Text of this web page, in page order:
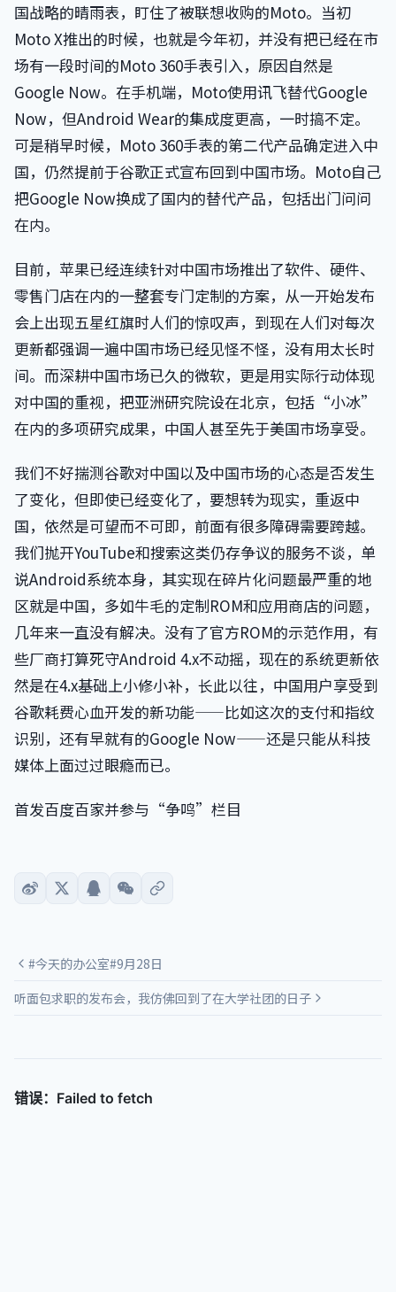
国战略的晴雨表，盯住了被联想收购的Moto。当初
Moto X推出的时候，也就是今年初，并没有把已经在市
场有一段时间的Moto 360手表引入，原因自然是
Google Now。在手机端，Moto使用讯飞替代Google
Now，但Android Wear的集成度更高，一时搞不定。
可是稍早时候，Moto 360手表的第二代产品确定进入中
国，仍然提前于谷歌正式宣布回到中国市场。Moto自己
把Google Now换成了国内的替代产品，包括出门问问
在内。
目前，苹果已经连续针对中国市场推出了软件、硬件、
零售门店在内的一整套专门定制的方案，从一开始发布
会上出现五星红旗时人们的惊叹声，到现在人们对每次
更新都强调一遍中国市场已经见怪不怪，没有用太长时
间。而深耕中国市场已久的微软，更是用实际行动体现
对中国的重视，把亚洲研究院设在北京，包括“小冰”
在内的多项研究成果，中国人甚至先于美国市场享受。
我们不好揣测谷歌对中国以及中国市场的心态是否发生
了变化，但即使已经变化了，要想转为现实，重返中
国，依然是可望而不可即，前面有很多障碍需要跨越。
我们抛开YouTube和搜索这类仍存争议的服务不谈，单
说Android系统本身，其实现在碎片化问题最严重的地
区就是中国，多如牛毛的定制ROM和应用商店的问题，
几年来一直没有解决。没有了官方ROM的示范作用，有
些厂商打算死守Android 4.x不动摇，现在的系统更新依
然是在4.x基础上小修小补，长此以往，中国用户享受到
谷歌耗费心血开发的新功能——比如这次的支付和指纹
识别，还有早就有的Google Now——还是只能从科技
媒体上面过过眼瘾而已。
首发百度百家并参与“争鸣”栏目
#今天的办公室#9月28日
听面包求职的发布会，我仿佛回到了在大学社团的日子